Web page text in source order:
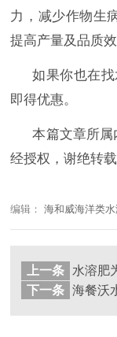
力，减少作物生
提高产量及品质效
如果你也在
即得优惠。
本篇文章所
经授权，谢绝转载
编辑：海和威海洋类
上一条
下一条